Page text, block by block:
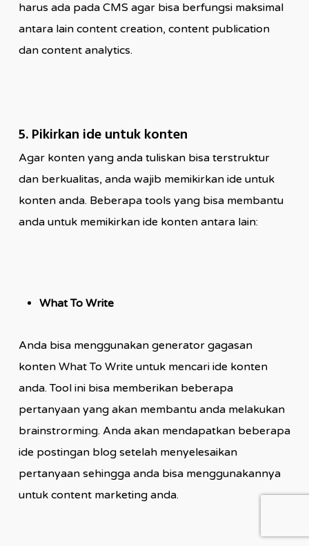
harus ada pada CMS agar bisa berfungsi maksimal
antara lain content creation, content publication
dan content analytics.
5. Pikirkan ide untuk konten
Agar konten yang anda tuliskan bisa terstruktur
dan berkualitas, anda wajib memikirkan ide untuk
konten anda. Beberapa tools yang bisa membantu
anda untuk memikirkan ide konten antara lain:
What To Write
Anda bisa menggunakan generator gagasan
konten What To Write untuk mencari ide konten
anda. Tool ini bisa memberikan beberapa
pertanyaan yang akan membantu anda melakukan
brainstrorming. Anda akan mendapatkan beberapa
ide postingan blog setelah menyelesaikan
pertanyaan sehingga anda bisa menggunakannya
untuk content marketing anda.